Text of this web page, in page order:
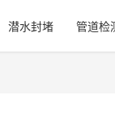
潜水封堵 管道检